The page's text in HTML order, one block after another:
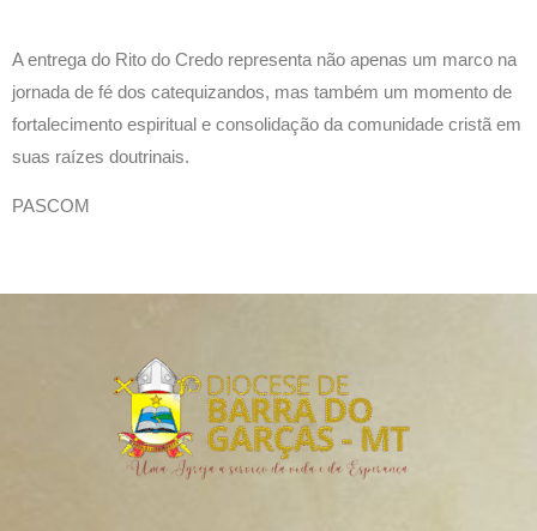
A entrega do Rito do Credo representa não apenas um marco na
jornada de fé dos catequizandos, mas também um momento de
fortalecimento espiritual e consolidação da comunidade cristã em
suas raízes doutrinais.
PASCOM